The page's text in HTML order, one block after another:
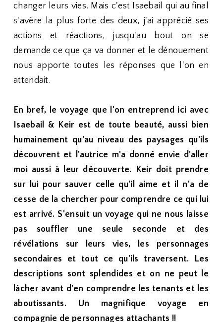
changer leurs vies. Mais c'est Isaebail qui au final
s'avère la plus forte des deux, j'ai apprécié ses
actions et réactions, jusqu'au bout on se
demande ce que ça va donner et le dénouement
nous apporte toutes les réponses que l'on en
attendait.
En bref, le voyage que l'on entreprend ici avec
Isaebail & Keir est de toute beauté, aussi bien
humainement qu'au niveau des paysages qu'ils
découvrent et l'autrice m'a donné envie d'aller
moi aussi à leur découverte. Keir doit prendre
sur lui pour sauver celle qu'il aime et il n'a de
cesse de la chercher pour comprendre ce qui lui
est arrivé. S'ensuit un voyage qui ne nous laisse
pas souffler une seule seconde et des
révélations sur leurs vies, les personnages
secondaires et tout ce qu'ils traversent. Les
descriptions sont splendides et on ne peut le
lâcher avant d'en comprendre les tenants et les
aboutissants. Un magnifique voyage en
compagnie de personnages attachants !!